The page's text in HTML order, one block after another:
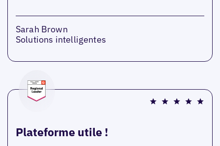
Sarah Brown
Solutions intelligentes
Plateforme utile !